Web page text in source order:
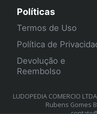
Políticas
Termos de Uso
Política de
Devolução e
Reembolso
LUDOPEDIA COMERCIO
Rubens Gomes